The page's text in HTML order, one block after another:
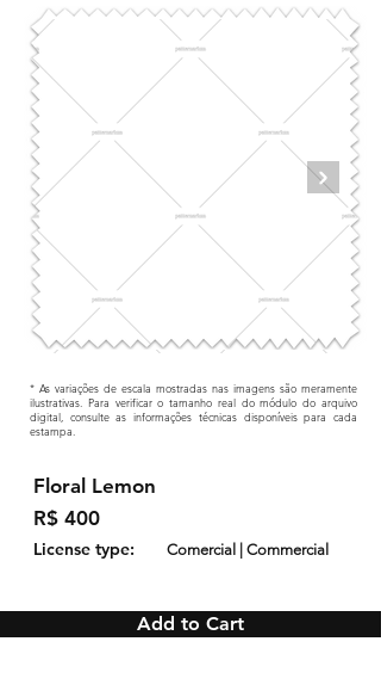
* As variações de escala mostradas nas imagens são meramente
ilustrativas. Para verificar o tamanho real do módulo do arquivo
digital, consulte as informações técnicas disponíveis para cada
estampa.
Floral Lemon
R$ 400
License type: Comercial | Commercial
Add to Cart